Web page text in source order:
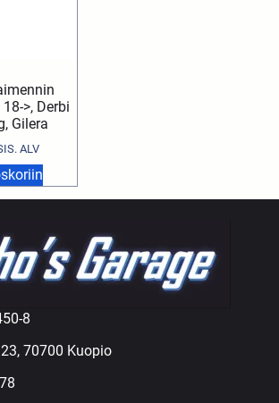
>, Derbi
Gilera
ALV
8
70700 Kuopio